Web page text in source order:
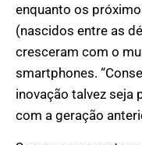
enquanto os
(nascidos entre as
cresceram com o
smartphones.
inovação talvez seja
com a geração